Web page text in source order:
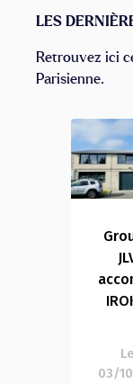
LES
Retrouvez ici
Parisienne.
Le
03/